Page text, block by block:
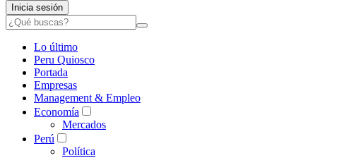
Inicia sesión
Lo último
Peru Quiosco
Portada
Empresas
Management & Empleo
Economía
Mercados
Perú
Política